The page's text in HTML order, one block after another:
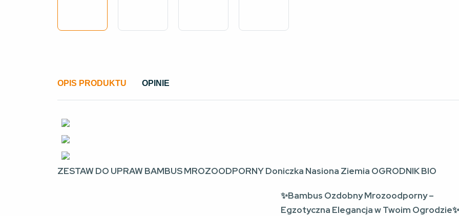
OPIS PRODUKTU OPINIE
ZESTAW DO UPRAW BAMBUS MROZOODPORNY Doniczka Nasiona Ziemia OGRODNIK BIO
✨Bambus Ozdobny Mrozoodporny –
Egzotyczna Elegancja w Twoim